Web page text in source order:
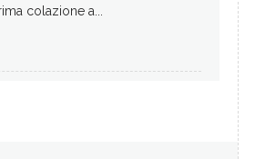
colazione a...